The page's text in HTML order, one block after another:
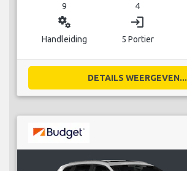
9 4
miscellaneous_services
Handleiding
login
5 Portier
DETAILS WEERGEVEN...